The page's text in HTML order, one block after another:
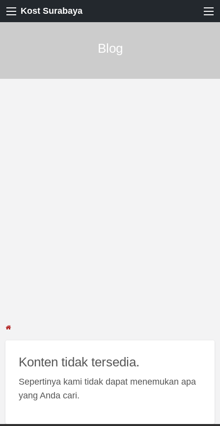
Kost Surabaya
Blog
Konten tidak tersedia.
Sepertinya kami tidak dapat menemukan apa
yang Anda cari.